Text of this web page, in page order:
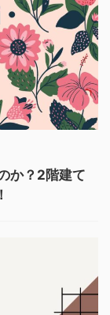
か？2階建て